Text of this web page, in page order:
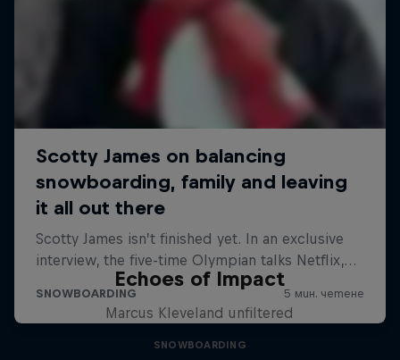
Echoes of Impact
Marcus Kleveland unfiltered
SNOWBOARDING